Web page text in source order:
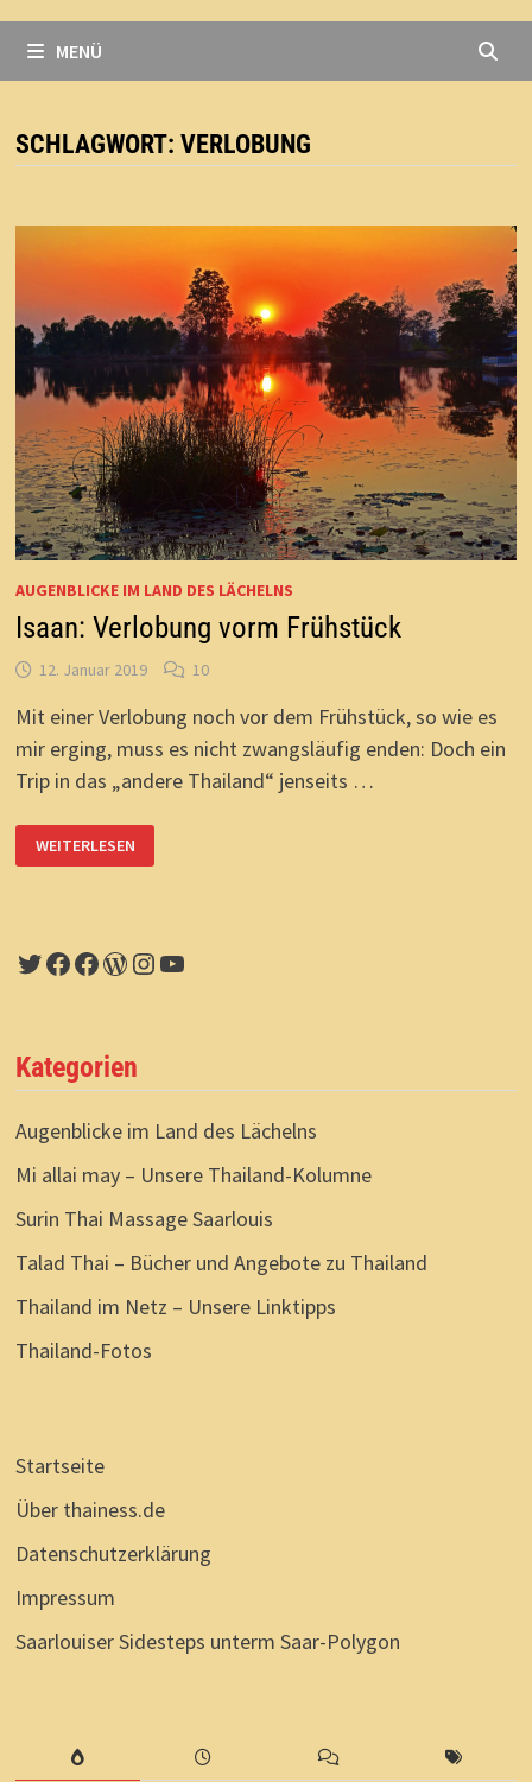
MENÜ
SCHLAGWORT: VERLOBUNG
AUGENBLICKE IM LAND DES LÄCHELNS
Isaan: Verlobung vorm Frühstück
12. Januar 2019 10
Mit einer Verlobung noch vor dem Frühstück, so wie es
mir erging, muss es nicht zwangsläufig enden: Doch ein
Trip in das „andere Thailand“ jenseits …
ISAAN:
VERLOBUNG
VORM
WEITERLESEN
Twitter
Facebook
Facebook
WordPress
Instagram
YouTube
Kategorien
Augenblicke im Land des Lächelns
Mi allai may – Unsere Thailand-Kolumne
Surin Thai Massage Saarlouis
Talad Thai – Bücher und Angebote zu Thailand
Thailand im Netz – Unsere Linktipps
Thailand-Fotos
Startseite
Über thainess.de
Datenschutzerklärung
Impressum
Saarlouiser Sidesteps unterm Saar-Polygon